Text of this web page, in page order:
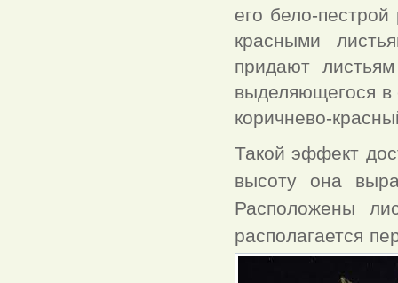
его бело-
красными
придают
выделяющегося в
коричнево-
Такой эффект
высоту она
Расположены
располагается